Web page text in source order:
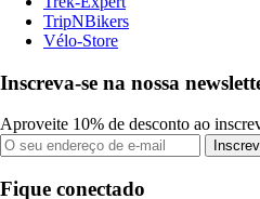
TripNBikers
Vélo-Store
Inscreva-se na nossa
Aproveite 10% de desconto ao
Fique conectado